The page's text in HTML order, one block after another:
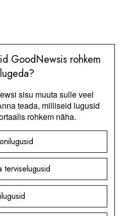
GoodNewsis rohkem
lugeda?
sisu muuta sulle veel
teada, milliseid lugusid
rohkem näha.
terviselugusid